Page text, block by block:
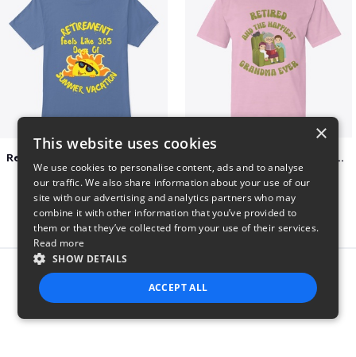
$23
Retired and the happiest grandma ever
$22
Report this product
×
This website uses cookies
We use cookies to personalise content, ads and to analyse
our traffic. We also share information about your use of our
site with our advertising and analytics partners who may
combine it with other information that you’ve provided to
them or that they’ve collected from your use of their services.
Read more
SHOW DETAILS
ACCEPT ALL
STRICTLY NECESSARY PERFORMANCE